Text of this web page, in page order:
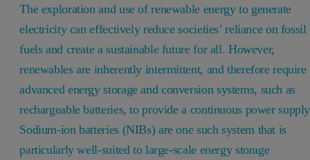
The exploration and use of renewable energy to generate
electricity can effectively reduce societies’ reliance on fossil
fuels and create a sustainable future for all. However,
renewables are inherently intermittent, and therefore require
advanced energy storage and conversion systems, such as
rechargeable batteries, to provide a continuous power
Sodium-ion batteries (NIBs) are one such system that is
particularly well-suited to large-scale energy storage